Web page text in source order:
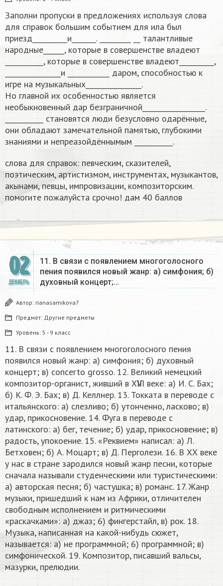
Заполни пропуски в предложениях используя слова
для справок большим событием для ила был
приезд__________и_______. _________ __ талантливые
народные______, которые в совершенстве владеют
___________, которые в совершенстве владеют__________,
________________и ____________ даром, способностью к
игре на музыкальных________________.
Но главной их особенностью является
необыкновенный дар безграничной__________________.
___________ становятся люди безусловно одарённые,
они обладают замечательной памятью, глубокими
знаниями и непреазойдённымым ___________.
слова для справок: певческим, сказителей,
поэтическим, артистизмом, инструментах, музыкантов,
акынами, певцы, импровизации, композиторским.
помогите пожалуйста срочно! дам 40 баллов​
02
ДЕКАБРЬ
11. В связи с появлением многоголосного
пения появился новый жанр: а) симфония; б)
духовный концерт;…
Автор: rianasamikova7
Предмет: Другие предметы
Уровень: 5 - 9 класс
11. В связи с появлением многоголосного пения
появился новый жанр: а) симфония; б) духовный
концерт; в) concerto grosso. 12. Великий немецкий
композитор-органист, живший в ХѴІІІ веке: а) И. С. Бах;
б) К. Ф. Э. Бах; в) Д. Келлнер. 13. Токката в переводе с
итальянского: а) слезливо; б) утонченно, ласково; в)
удар, прикосновение. 14. Фуга в переводе с
латинского: а) бег, течение; б) удар, прикосновение; в)
радость, упокоение. 15. «Реквием» написал: а) Л.
Бетховен; б) А. Моцарт; в) Д. Перголези. 16. В ХХ веке
у нас в стране зародился новый жанр песни, которые
сначала называли студенческими или туристическими:
а) авторская песня; б) частушка; в) романс. 17. Жанр
музыки, пришедший к нам из Африки, отличителен
свободным исполнением и ритмическими
«раскачками»: а) джаз; 6) фингерстайл, в) рок. 18.
Музыка, написанная на какой-нибудь сюжет,
называется: а) не программной; 6) программной; в)
симфонической. 19. Композитор, писавший вальсы,
мазурки, прелюдии.​